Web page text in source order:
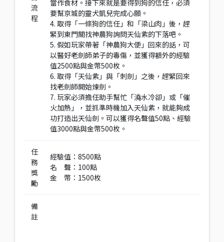
流
程
當作食材。接下來就是要得到狗的信任，必須
要幫京城的靈犬凱兒完成心願。
4. 取得「一條狗的信任」和「梁山肉」後，趕
緊到東門關找神農狗詢問天仙紫的下落吧。
5. 假如玩家帶著「神農狗大便」回來的話，可
以醫好老劍師弟子的毒傷，並獲得額外的經驗
值2500點與金幣500枚。
6. 取得「天仙紫」與「刺劍」之後，趕緊回來
找老劍師開始煉劍。
7. 玩家必須擔任助手幫忙「澆水冷卻」或「催
火加熱」，並抓準時機加入天仙紫，就能夠成
功打造出天仙劍。可以獲得名聲值50點、經驗
值3000點與金幣500枚。
任
務
獎
勵
經驗值：8500點
名 聲：100點
金 幣：1500枚
備
註